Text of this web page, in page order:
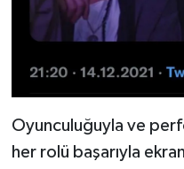
Oyunculuğuyla ve
her rolü başarıyla